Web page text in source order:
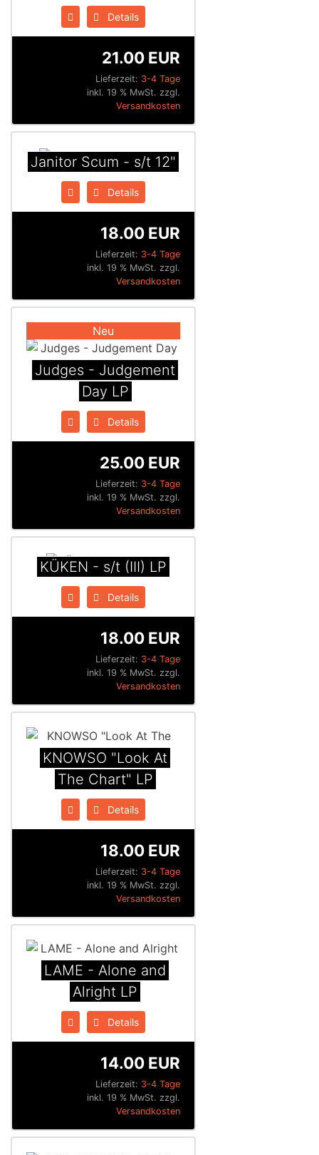
Details
Lieferzeit: 3-4 Tage
21.00 EUR
inkl. 19 % MwSt. zzgl.
Versandkosten
Janitor Scum - s/t 12"
Details
Lieferzeit: 3-4 Tage
18.00 EUR
inkl. 19 % MwSt. zzgl.
Versandkosten
Neu
Judges - Judgement
Day LP
Details
Lieferzeit: 3-4 Tage
25.00 EUR
inkl. 19 % MwSt. zzgl.
Versandkosten
K​Ü​KEN - s​/​t (III) LP
Details
Lieferzeit: 3-4 Tage
18.00 EUR
inkl. 19 % MwSt. zzgl.
Versandkosten
KNOWSO "Look At
The Chart" LP
Details
Lieferzeit: 3-4 Tage
18.00 EUR
inkl. 19 % MwSt. zzgl.
Versandkosten
LAME - Alone and
Alright LP
Details
Lieferzeit: 3-4 Tage
14.00 EUR
inkl. 19 % MwSt. zzgl.
Versandkosten